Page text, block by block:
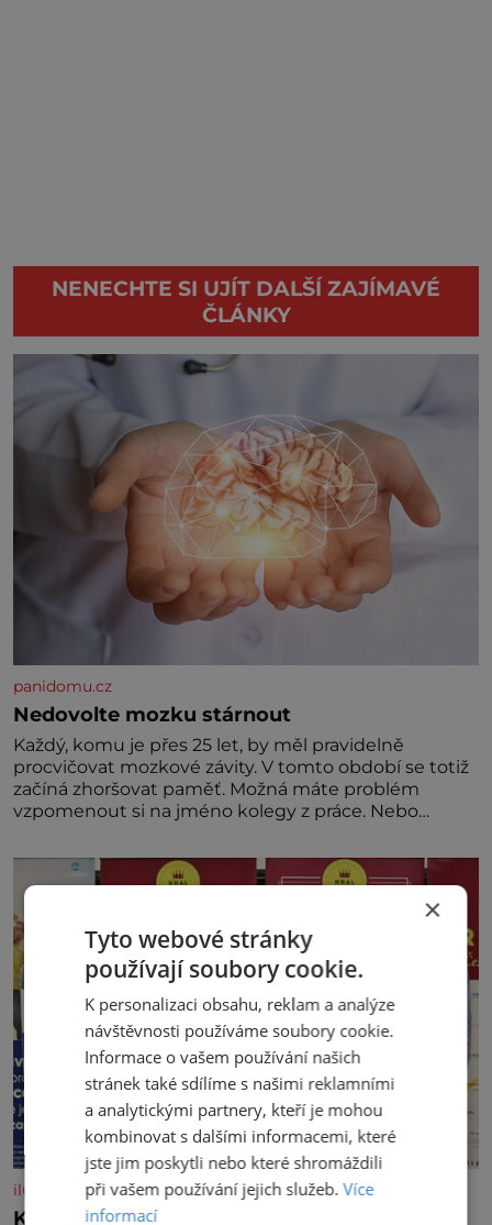
NENECHTE SI UJÍT DALŠÍ ZAJÍMAVÉ
ČLÁNKY
panidomu.cz
Nedovolte mozku stárnout
Každý, komu je přes 25 let, by měl pravidelně
procvičovat mozkové závity. V tomto období se totiž
začíná zhoršovat paměť. Možná máte problém
vzpomenout si na jméno kolegy z práce. Nebo
nedávno přečetli. Je to opravdu tak, s věkem jako
kdyby se paměť rozhodla stávkovat. Cvičte
iluxus.cz
Král vín začíná třetí dekádu
×
Tyto webové stránky
používají soubory cookie.
K personalizaci obsahu, reklam a analýze
návštěvnosti používáme soubory cookie.
Informace o vašem používání našich
stránek také sdílíme s našimi reklamními
a analytickými partnery, kteří je mohou
kombinovat s dalšími informacemi, které
jste jim poskytli nebo které shromáždili
při vašem používání jejich služeb.Více
informací